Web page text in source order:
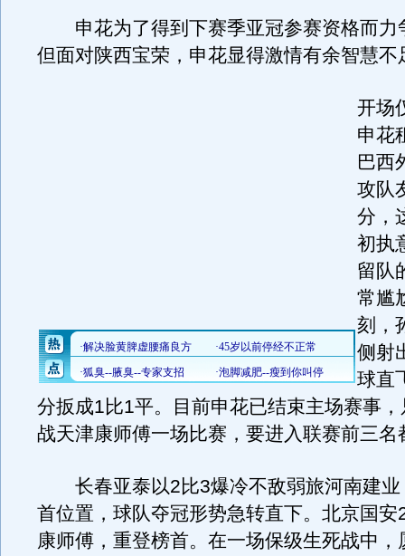
申花为了得到下赛季亚冠参赛资格而力
但面对陕西宝荣，申花显得激情有余智慧不
开场
申花
巴西
攻队
分，
初执
留队
常尴
刻，
侧射
球直
分扳成1比1平。目前申花已结束主场赛事
战天津康师傅一场比赛，要进入联赛前三名
长春亚泰以2比3爆冷不敌弱旅河南建业
首位置，球队夺冠形势急转直下。北京国安
康师傅，重登榜首。在一场保级生死战中，